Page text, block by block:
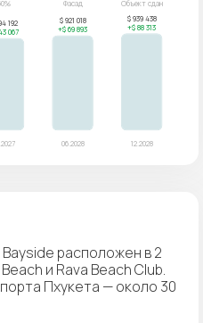
расположен в 2
и Rava Beach Club.
Пхукета — около 30